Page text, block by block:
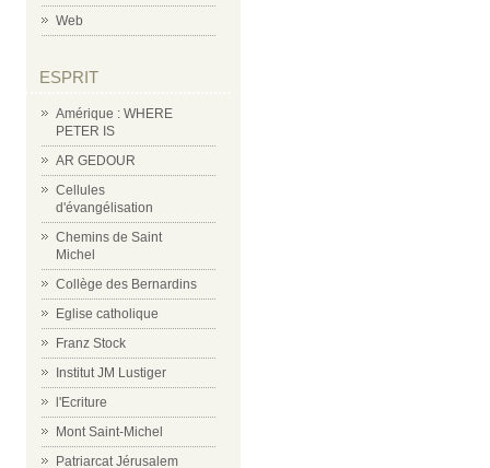
Web
ESPRIT
Amérique : WHERE
PETER IS
AR GEDOUR
Cellules
d'évangélisation
Chemins de Saint
Michel
Collège des Bernardins
Eglise catholique
Franz Stock
Institut JM Lustiger
l'Ecriture
Mont Saint-Michel
Patriarcat Jérusalem